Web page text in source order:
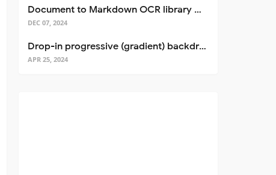
Document to Markdown OCR library with Llama
DEC 07, 2024
Drop-in progressive (gradient) backdrop blur for React
APR 25, 2024